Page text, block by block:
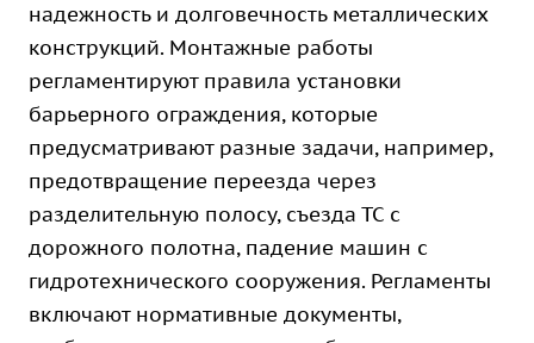
надежность и долговечность металлических
конструкций. Монтажные работы
регламентируют правила установки
барьерного ограждения, которые
предусматривают разные задачи, например,
предотвращение переезда через
разделительную полосу, съезда ТС с
дорожного полотна, падение машин с
гидротехнического сооружения. Регламенты
включают нормативные документы,